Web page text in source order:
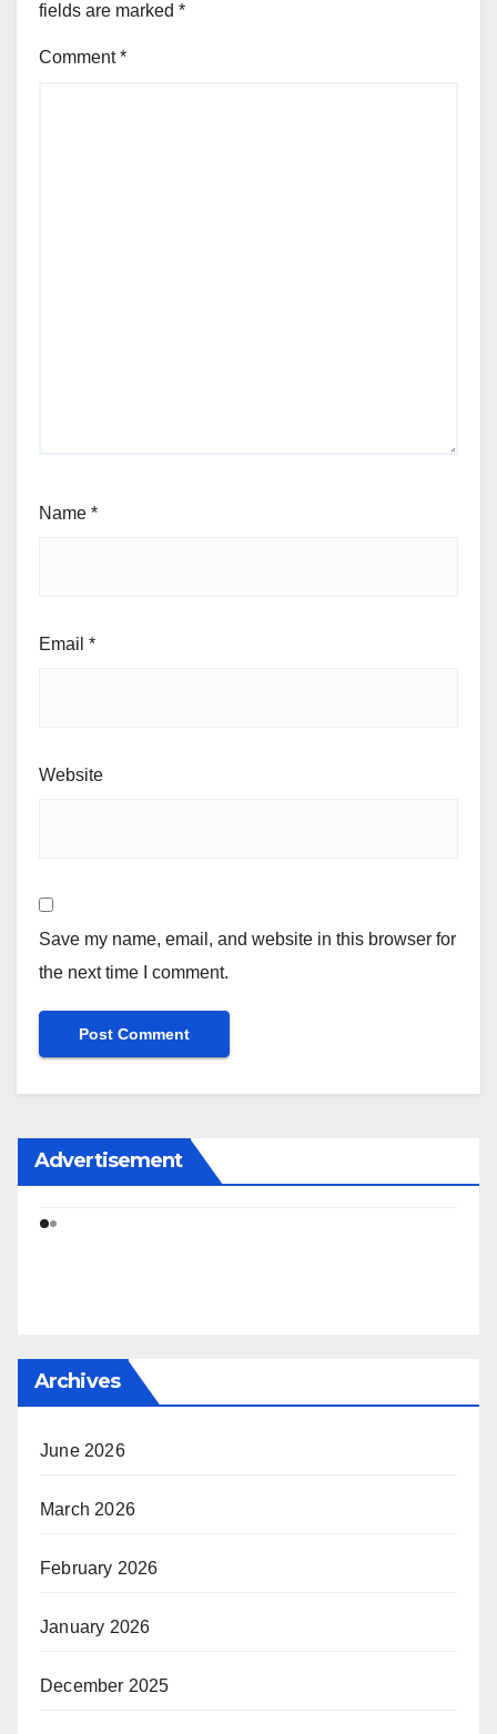
fields are marked *
Comment*
Name *
Email *
Website
Save my name, email, and website in this browser for
the next time I comment.
Advertisement
Archives
June 2026
March 2026
February 2026
January 2026
December 2025